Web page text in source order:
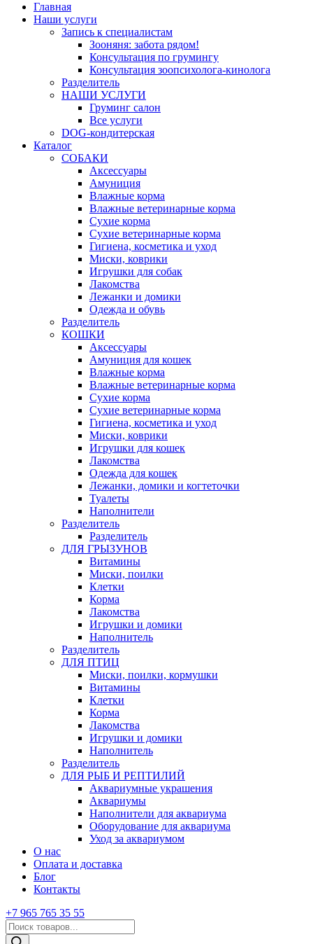
Главная
Наши услуги
Запись к специалистам
Зооняня: забота рядом!
Консультация по грумингу
Консультация зоопсихолога-кинолога
Pазделитель
НАШИ УСЛУГИ
Груминг салон
Все услуги
DOG-кондитерская
Каталог
СОБАКИ
Аксессуары
Амуниция
Влажные корма
Влажные ветеринарные корма
Сухие корма
Сухие ветеринарные корма
Гигиена, косметика и уход
Миски, коврики
Игрушки для собак
Лакомства
Лежанки и домики
Одежда и обувь
Разделитель
КОШКИ
Аксессуары
Амуниция для кошек
Влажные корма
Влажные ветеринарные корма
Сухие корма
Сухие ветеринарные корма
Гигиена, косметика и уход
Миски, коврики
Игрушки для кошек
Лакомства
Одежда для кошек
Лежанки, домики и когтеточки
Туалеты
Наполнители
Pазделитель
Разделитель
ДЛЯ ГРЫЗУНОВ
Витамины
Миски, поилки
Клетки
Корма
Лакомства
Игрушки и домики
Наполнитель
Разделитель
ДЛЯ ПТИЦ
Миски, поилки, кормушки
Витамины
Клетки
Корма
Лакомства
Игрушки и домики
Наполнитель
Разделитель
ДЛЯ РЫБ И РЕПТИЛИЙ
Аквариумные украшения
Аквариумы
Наполнители для аквариума
Оборудование для аквариума
Уход за аквариумом
О нас
Оплата и доставка
Блог
Контакты
+7 965 765 35 55
Поиск
товаров